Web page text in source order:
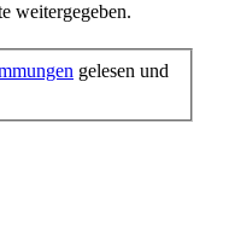
weitergegeben.
gelesen und